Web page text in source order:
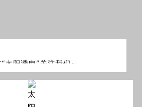
太阳诱电”关注我们~